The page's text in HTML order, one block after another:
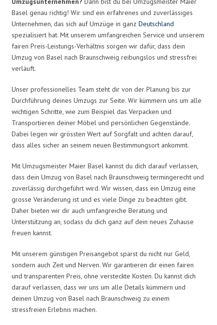
Basel genau richtig! Wir sind ein erfahrenes und zuverlässiges
Unternehmen, das sich auf Umzüge in ganz Deutschland
spezialisiert hat. Mit unserem umfangreichen Service und unserem
fairen Preis-Leistungs-Verhältnis sorgen wir dafür, dass dein
Umzug von Basel nach Braunschweig reibungslos und stressfrei
verläuft.
Unser professionelles Team steht dir von der Planung bis zur
Durchführung deines Umzugs zur Seite. Wir kümmern uns um alle
wichtigen Schritte, wie zum Beispiel das Verpacken und
Transportieren deiner Möbel und persönlichen Gegenstände.
Dabei legen wir grössten Wert auf Sorgfalt und achten darauf,
dass alles sicher an seinem neuen Bestimmungsort ankommt.
Mit Umzugsmeister Maier Basel kannst du dich darauf verlassen,
dass dein Umzug von Basel nach Braunschweig termingerecht und
zuverlässig durchgeführt wird. Wir wissen, dass ein Umzug eine
grosse Veränderung ist und es viele Dinge zu beachten gibt.
Daher bieten wir dir auch umfangreiche Beratung und
Unterstützung an, sodass du dich ganz auf dein neues Zuhause
freuen kannst.
Mit unserem günstigen Preisangebot sparst du nicht nur Geld,
sondern auch Zeit und Nerven. Wir garantieren dir einen fairen
und transparenten Preis, ohne versteckte Kosten. Du kannst dich
darauf verlassen, dass wir uns um alle Details kümmern und
deinen Umzug von Basel nach Braunschweig zu einem
stressfreien Erlebnis machen.